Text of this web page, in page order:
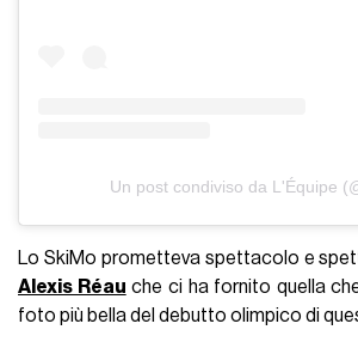
Un post condiviso da L'Équipe
Lo SkiMo prometteva spettacolo e
Alexis Réau che ci ha fornito quella
foto più bella del debutto olimpico di